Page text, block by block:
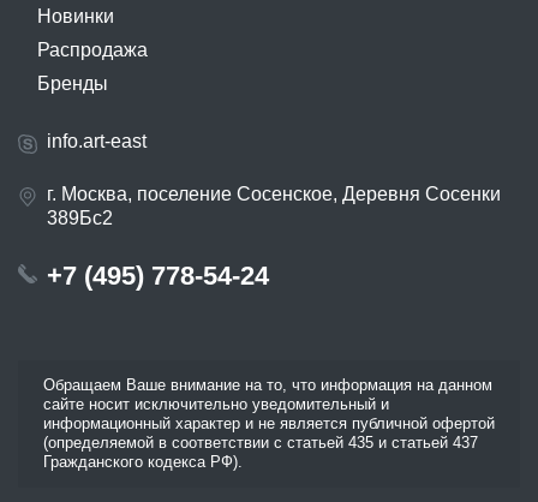
Новинки
Распродажа
Бренды
info.art-east
г. Москва, поселение Сосенское, Деревня Сосенки
389Бс2
+7 (495) 778-54-24
Обращаем Ваше внимание на то, что информация на данном
сайте носит исключительно уведомительный и
информационный характер и не является публичной офертой
(определяемой в соответствии с статьей 435 и статьей 437
Гражданского кодекса РФ).